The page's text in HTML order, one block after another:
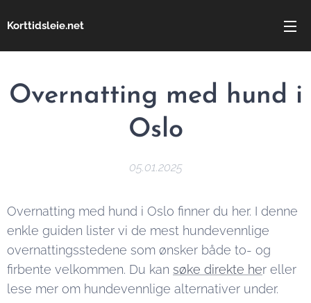
Korttidsleie.net
Overnatting med hund i
Oslo
05.01.2025
Overnatting med hund i Oslo finner du her. I denne
enkle guiden lister vi de mest hundevennlige
overnattingsstedene som ønsker både to- og
firbente velkommen. Du kan søke direkte her eller
lese mer om hundevennlige alternativer under.